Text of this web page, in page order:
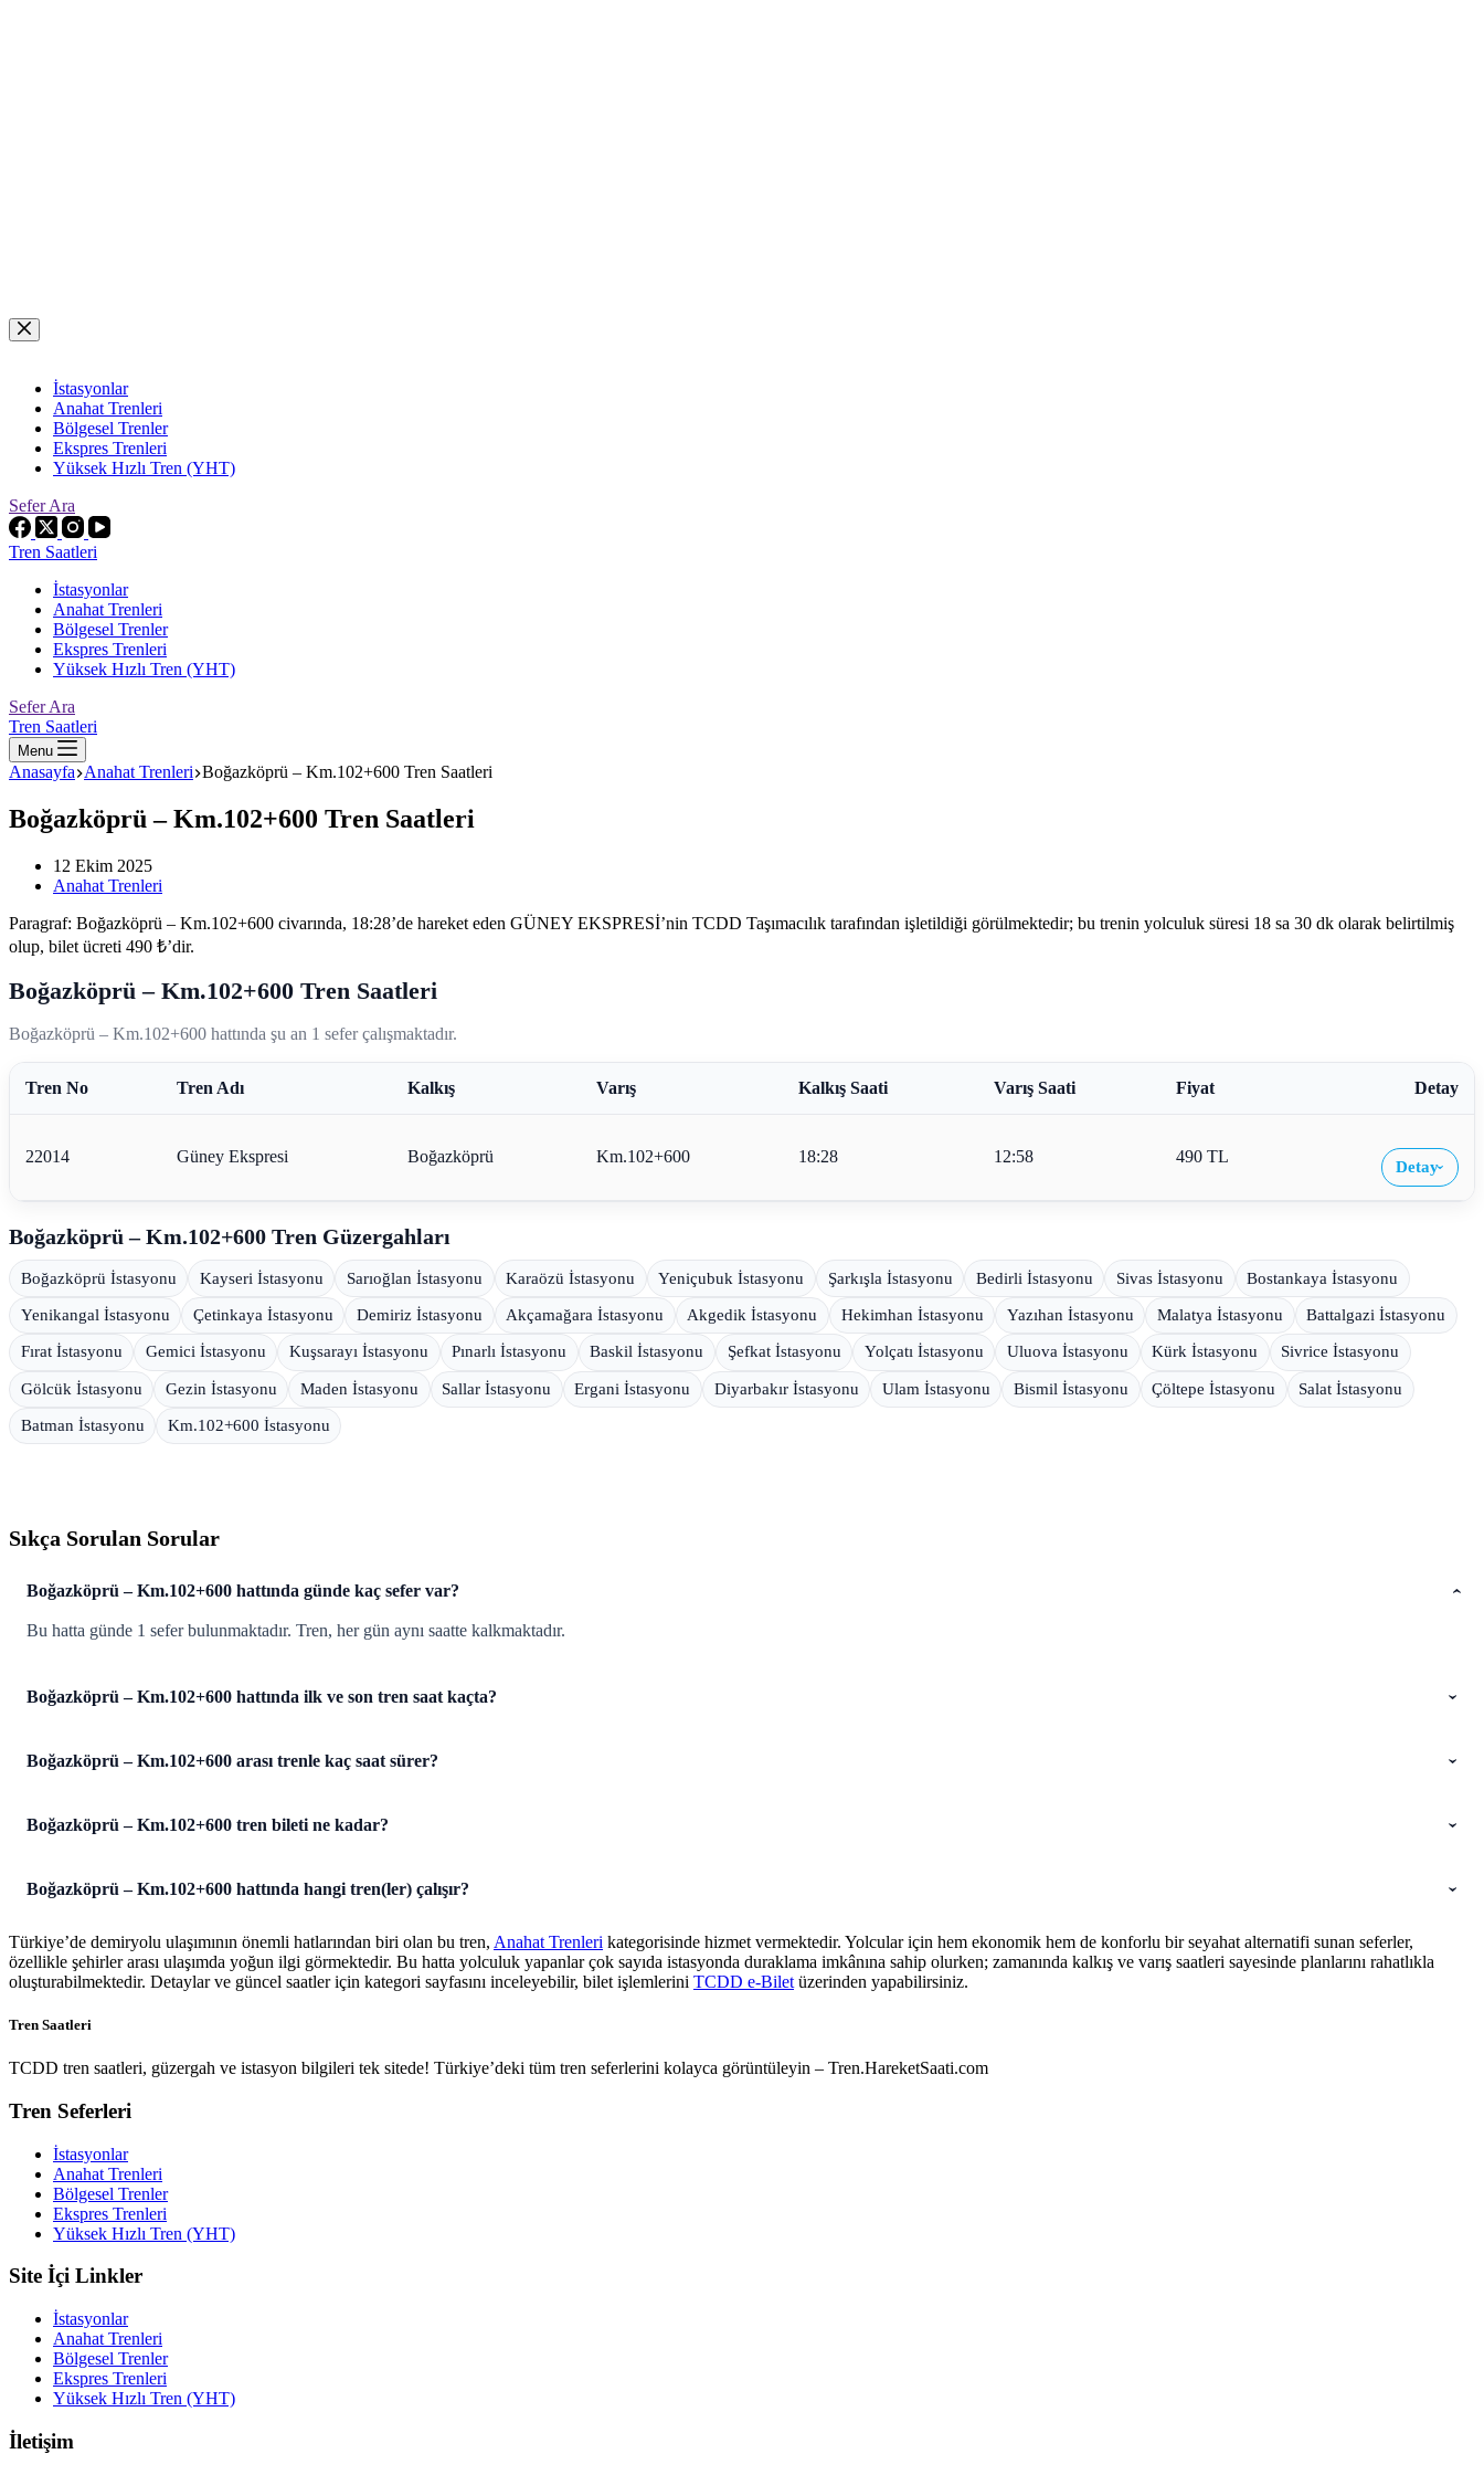
Skip
to
İstasyonlar
Anahat Trenleri
Bölgesel Trenler
Ekspres Trenleri
Yüksek Hızlı Tren (YHT)
Sefer Ara
Tren Saatleri
İstasyonlar
Anahat Trenleri
Bölgesel Trenler
Ekspres Trenleri
Yüksek Hızlı Tren (YHT)
Sefer Ara
Tren Saatleri
Menu
Anasayfa Anahat Trenleri Boğazköprü – Km.102+600 Tren Saatleri
Boğazköprü – Km.102+600 Tren Saatleri
12 Ekim 2025
Anahat Trenleri
Paragraf: Boğazköprü – Km.102+600 civarında, 18:28’de hareket eden GÜNEY EKSPRESİ’nin TCDD Taşımacılık tarafından işletildiği görülmektedir; bu trenin yolculuk süresi 18 sa 30 dk olarak belirtilmiş
olup, bilet ücreti 490 ₺’dir.
Boğazköprü – Km.102+600 Tren Saatleri
Boğazköprü – Km.102+600 hattında şu an 1 sefer çalışmaktadır.
Tren No Tren Adı Kalkış Varış Kalkış Saati Varış Saati Fiyat Detay
22014 Güney Ekspresi Boğazköprü Km.102+600 18:28 12:58 490 TL
Detay›
Boğazköprü – Km.102+600 Tren Güzergahları
Boğazköprü İstasyonu Kayseri İstasyonu Sarıoğlan İstasyonu Karaözü İstasyonu Yeniçubuk İstasyonu Şarkışla İstasyonu Bedirli İstasyonu Sivas İstasyonu Bostankaya İstasyonu
Yenikangal İstasyonu Çetinkaya İstasyonu Demiriz İstasyonu Akçamağara İstasyonu Akgedik İstasyonu Hekimhan İstasyonu Yazıhan İstasyonu Malatya İstasyonu Battalgazi İstasyonu
Fırat İstasyonu Gemici İstasyonu Kuşsarayı İstasyonu Pınarlı İstasyonu Baskil İstasyonu Şefkat İstasyonu Yolçatı İstasyonu Uluova İstasyonu Kürk İstasyonu Sivrice İstasyonu
Gölcük İstasyonu Gezin İstasyonu Maden İstasyonu Sallar İstasyonu Ergani İstasyonu Diyarbakır İstasyonu Ulam İstasyonu Bismil İstasyonu Çöltepe İstasyonu Salat İstasyonu
Batman İstasyonu Km.102+600 İstasyonu
Sıkça Sorulan Sorular
Boğazköprü – Km.102+600 hattında günde kaç sefer var?
Bu hatta günde 1 sefer bulunmaktadır. Tren, her gün aynı saatte kalkmaktadır.
Boğazköprü – Km.102+600 hattında ilk ve son tren saat kaçta?
Boğazköprü – Km.102+600 arası trenle kaç saat sürer?
Boğazköprü – Km.102+600 tren bileti ne kadar?
Boğazköprü – Km.102+600 hattında hangi tren(ler) çalışır?
Türkiye’de demiryolu ulaşımının önemli hatlarından biri olan bu tren, Anahat Trenleri kategorisinde hizmet vermektedir. Yolcular için hem ekonomik hem de konforlu bir seyahat alternatifi sunan seferler,
özellikle şehirler arası ulaşımda yoğun ilgi görmektedir. Bu hatta yolculuk yapanlar çok sayıda istasyonda duraklama imkânına sahip olurken; zamanında kalkış ve varış saatleri sayesinde planlarını rahatlıkla
oluşturabilmektedir. Detaylar ve güncel saatler için kategori sayfasını inceleyebilir, bilet işlemlerini TCDD e-Bilet üzerinden yapabilirsiniz.
Tren Saatleri
TCDD tren saatleri, güzergah ve istasyon bilgileri tek sitede! Türkiye’deki tüm tren seferlerini kolayca görüntüleyin – Tren.HareketSaati.com
Tren Seferleri
İstasyonlar
Anahat Trenleri
Bölgesel Trenler
Ekspres Trenleri
Yüksek Hızlı Tren (YHT)
Site İçi Linkler
İstasyonlar
Anahat Trenleri
Bölgesel Trenler
Ekspres Trenleri
Yüksek Hızlı Tren (YHT)
İletişim